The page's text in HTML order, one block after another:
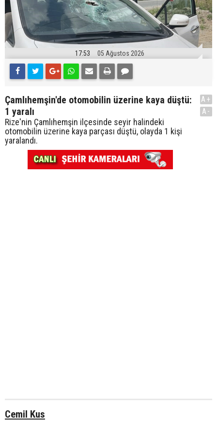
17:53 05 Ağustos 2026
Çamlıhemşin'de otomobilin üzerine kaya düştü:
1 yaralı
Rize'nin Çamlıhemşin ilçesinde seyir halindeki
otomobilin üzerine kaya parçası düştü, olayda 1 kişi
yaralandı.
A+
A-
Cemil Kus